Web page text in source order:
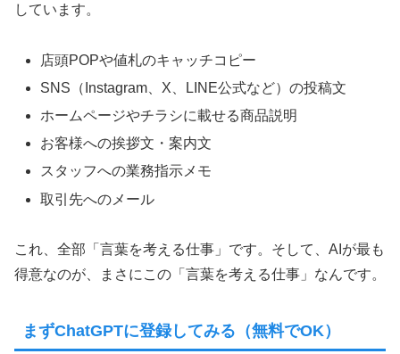
しています。
店頭POPや値札のキャッチコピー
SNS（Instagram、X、LINE公式など）の投稿文
ホームページやチラシに載せる商品説明
お客様への挨拶文・案内文
スタッフへの業務指示メモ
取引先へのメール
これ、全部「言葉を考える仕事」です。そして、AIが最も
得意なのが、まさにこの「言葉を考える仕事」なんです。
まずChatGPTに登録してみる（無料でOK）